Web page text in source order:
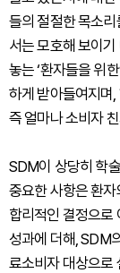
들의 절절한 목소
서는 모호해 보이
놓는 ‘환자들을 위
하게 받아들여지며
즉 얼마나 소비자
SDM이 상당히 학
중요한 사항은 환
합리적인 결정으로
성과에 더해, SDM
료소비자 대상으로